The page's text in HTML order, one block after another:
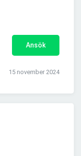
Ansök
15 november 2024